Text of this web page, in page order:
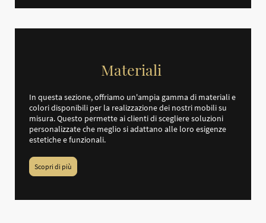
Materiali
In questa sezione, offriamo un'ampia gamma di materiali e
colori disponibili per la realizzazione dei nostri mobili su
misura. Questo permette ai clienti di scegliere soluzioni
personalizzate che meglio si adattano alle loro esigenze
estetiche e funzionali.
Scopri di più